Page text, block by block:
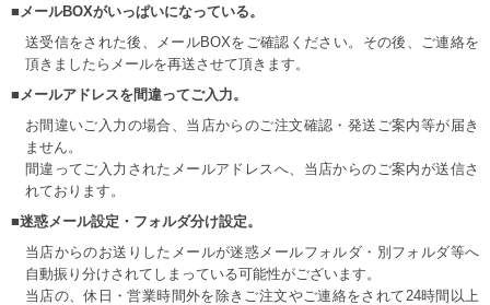
■メールBOXがいっぱいになっている。
送受信をされた後、メールBOXをご確認ください。その後、ご連絡を
頂きましたらメールを再送させて頂きます。
■メールアドレスを間違ってご入力。
お間違いご入力の場合、当店からのご注文確認・発送ご案内等が届き
ません。
間違ってご入力されたメールアドレスへ、当店からのご案内が送信さ
れております。
■迷惑メール設定・フォルダ分け設定。
当店からのお送りしたメールが迷惑メールフォルダ・別フォルダ等へ
自動振り分けされてしまっている可能性がございます。
当店の、休日・営業時間外を除きご注文やご連絡をされて24時間以上